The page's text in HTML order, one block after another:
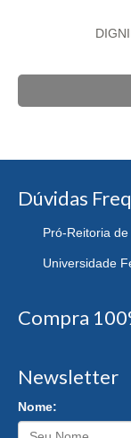
Dúvidas
Pró-Reitoria
Universidade
Compra
Newsletter
Nome: